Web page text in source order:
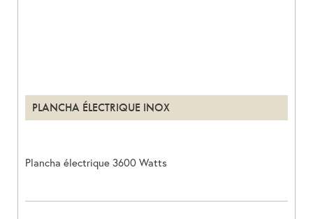
PLANCHA ÉLECTRIQUE INOX
Plancha électrique 3600 Watts